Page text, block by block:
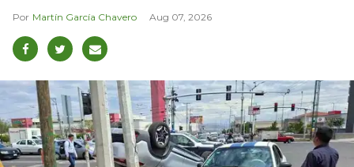
Martín García Chavero Aug 07, 2026